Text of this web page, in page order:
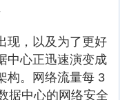
，以及为了更好
中心正迅速演变成
构。网络流量每 3
据中心的网络安全